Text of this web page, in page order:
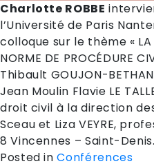
Charlotte ROBBE
l’Université de Paris
colloque sur le thème « LA
NORME DE PROCÉDURE
Thibault GOUJON-
Jean Moulin Flavie LE
droit civil à la direction
Sceau et Liza VEYRE,
8 Vincennes – Saint-Denis.
Posted inConférences